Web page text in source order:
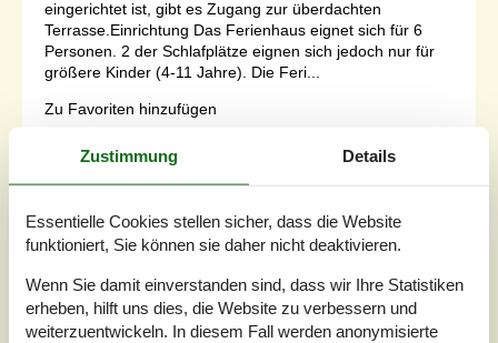
eingerichtet ist, gibt es Zugang zur überdachten
Terrasse.Einrichtung Das Ferienhaus eignet sich für 6
Personen. 2 der Schlafplätze eignen sich jedoch nur für
größere Kinder (4-11 Jahre). Die Feri...
Zu Favoriten hinzufügen
Strand in Oksbøl
Grærup Havvej - Grärup - 6840 - Oksböl
6 Personen Objekt Nr.: 130-P32192 3,3
Zustimmung Details
Essentielle Cookies stellen sicher, dass die Website
funktioniert, Sie können sie daher nicht deaktivieren.
Wenn Sie damit einverstanden sind, dass wir Ihre Statistiken
erheben, hilft uns dies, die Website zu verbessern und
weiterzuentwickeln. In diesem Fall werden anonymisierte